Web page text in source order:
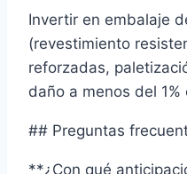
Invertir en embalaje
(revestimiento
reforzadas,
daño a menos del
## Preguntas
**¿Con qué